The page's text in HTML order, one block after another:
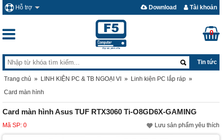
Hỗ trợ Tài khoản
Download
0
Tin tức
Trang chủ » LINH KIỆN PC & TB NGOẠI VI » Linh kiện PC lắp ráp »
Card màn hình
Card màn hình Asus TUF RTX3060 Ti-O8GD6X-GAMING
Mã SP: 0 Lưu sản phẩm yêu thích